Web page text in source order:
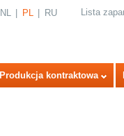
NL PL RU Lista
Produkcja kontraktowa